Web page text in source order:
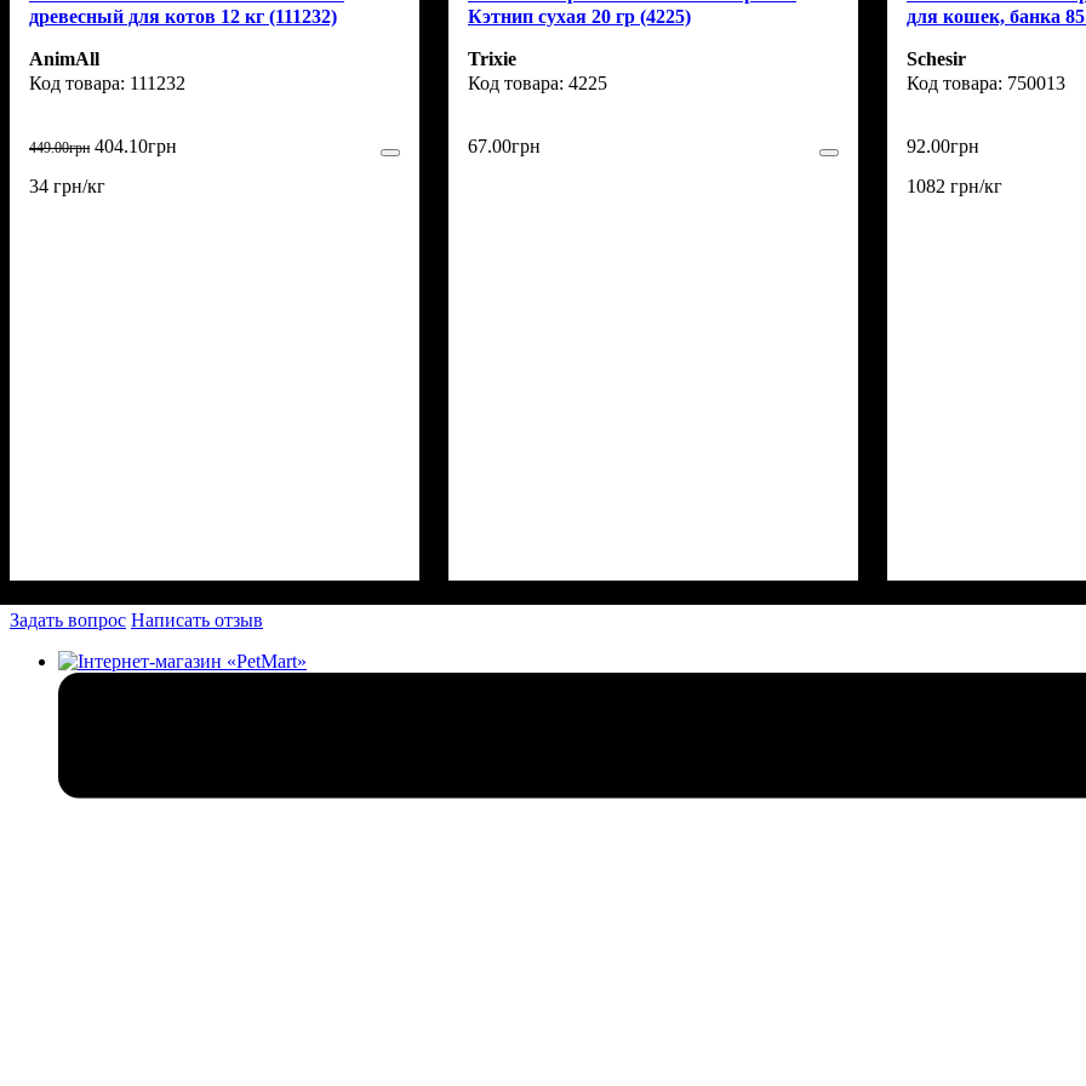
древесный для котов 12 кг (111232)
AnimAll
111232
449.00грн 404.10грн
34 грн/кг
Кэтнип сухая 20 гр (4225)
Trixie
4225
67.00грн
для кошек, банка 85
Schesir
750013
92.00грн
1082 грн/кг
Задать вопрос Написать отзыв